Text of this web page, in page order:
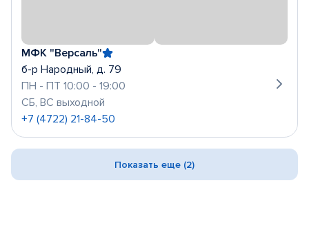
МФК "Версаль"
б-р Народный, д. 79
ПН - ПТ 10:00 - 19:00
СБ, ВС выходной
+7 (4722) 21-84-50
Показать еще (2)